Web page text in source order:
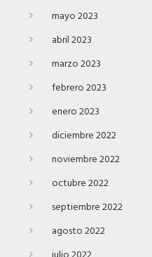
mayo 2023
abril 2023
marzo 2023
febrero 2023
enero 2023
diciembre 2022
noviembre 2022
octubre 2022
septiembre 2022
agosto 2022